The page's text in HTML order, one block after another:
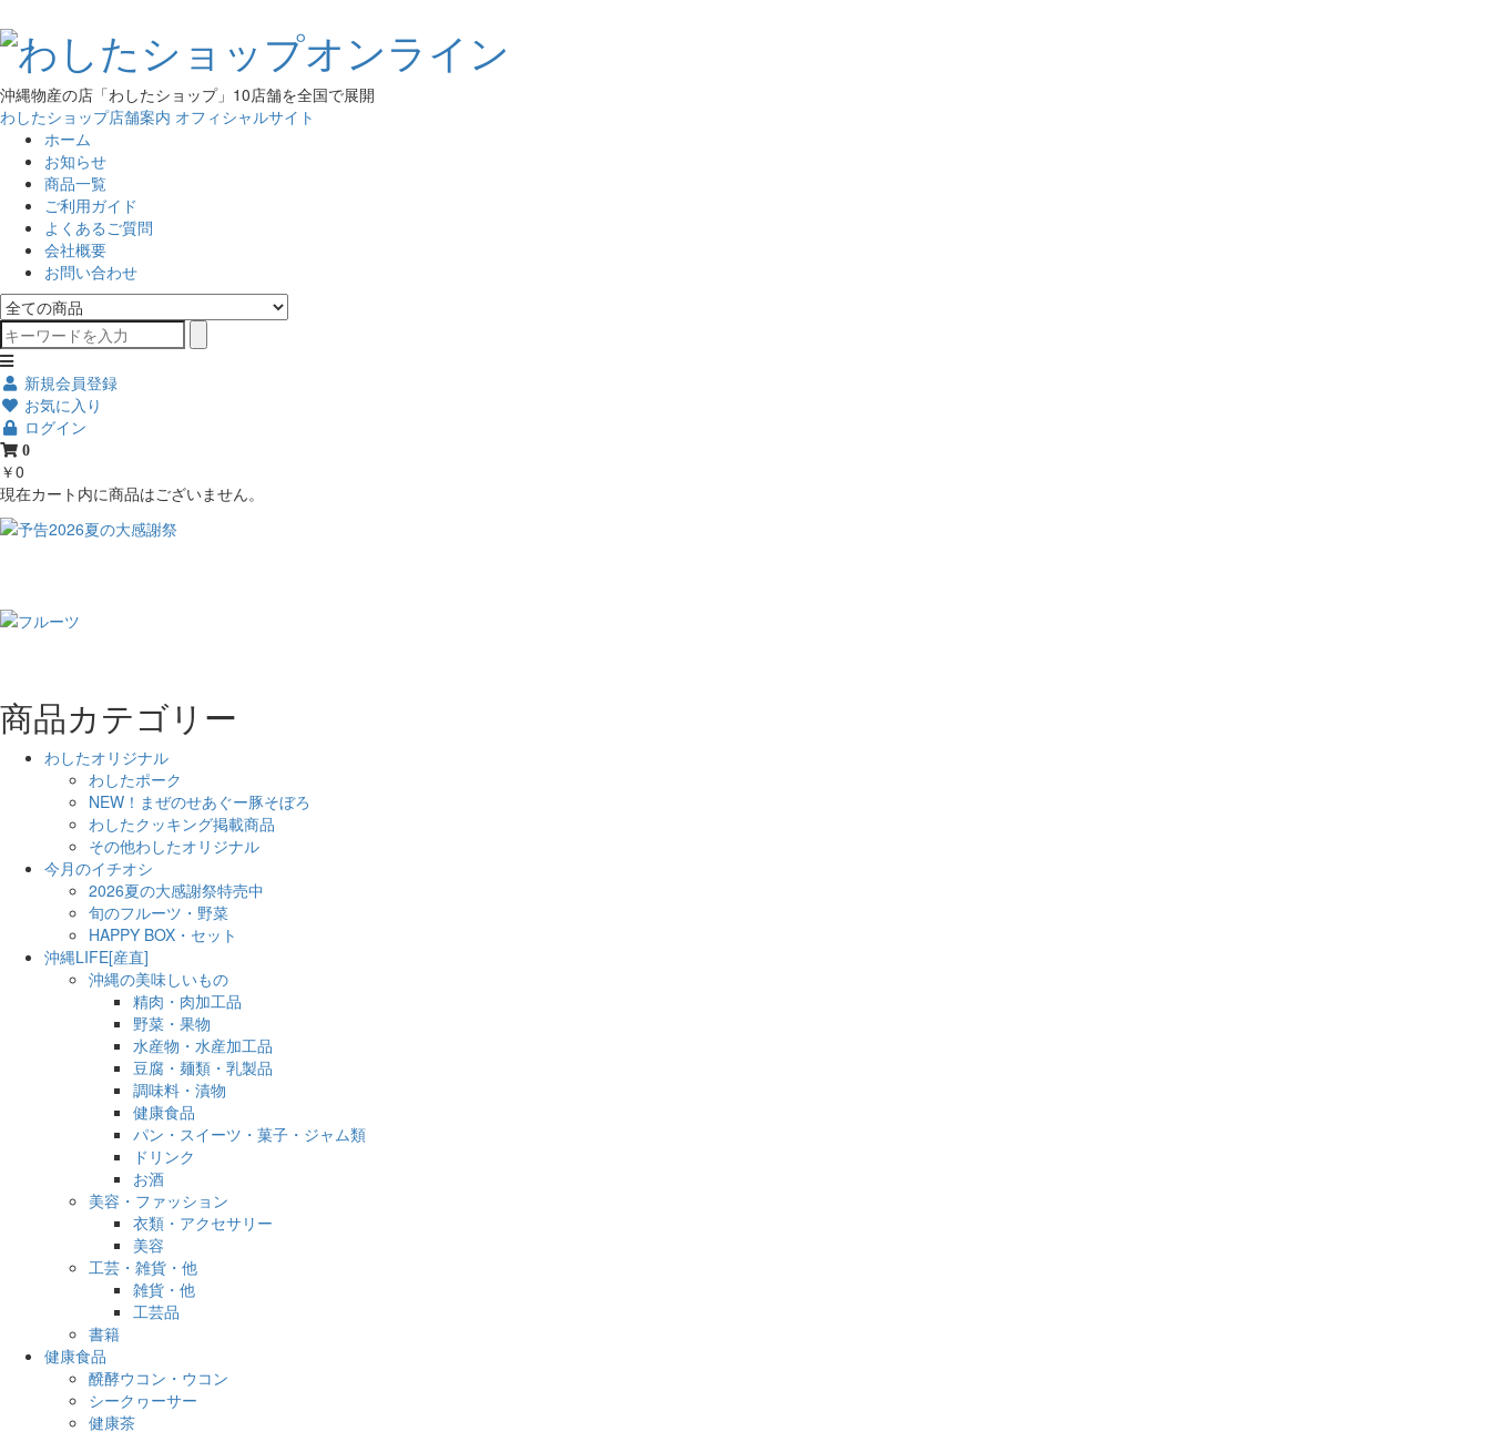
沖縄物産の店「わしたショップ」10店舗を全国で展開
わしたショップ店舗案内 オフィシャルサイト
ホーム
お知らせ
商品一覧
ご利用ガイド
よくあるご質問
会社概要
お問い合わせ
新規会員登録
お気に入り
ログイン
0
￥0
現在カート内に商品はございません。
商品カテゴリー
わしたオリジナル
わしたポーク
NEW！まぜのせあぐー豚そぼろ
わしたクッキング掲載商品
その他わしたオリジナル
今月のイチオシ
2026夏の大感謝祭特売中
旬のフルーツ・野菜
HAPPY BOX・セット
沖縄LIFE[産直]
沖縄の美味しいもの
精肉・肉加工品
野菜・果物
水産物・水産加工品
豆腐・麺類・乳製品
調味料・漬物
健康食品
パン・スイーツ・菓子・ジャム類
ドリンク
お酒
美容・ファッション
衣類・アクセサリー
美容
工芸・雑貨・他
雑貨・他
工芸品
書籍
健康食品
醗酵ウコン・ウコン
シークヮーサー
健康茶